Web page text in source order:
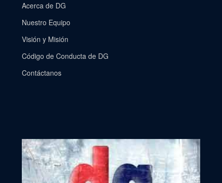
Acerca de DG
Nuestro Equipo
Visión y Misión
Código de Conducta de DG
Contáctanos